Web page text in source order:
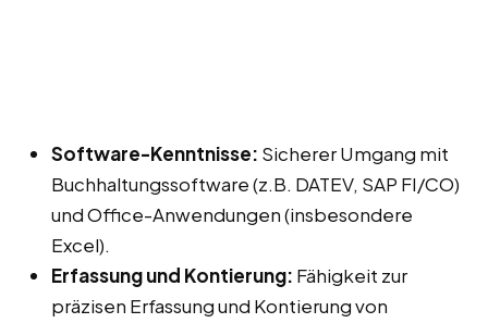
Software-Kenntnisse: Sicherer Umgang mit
Buchhaltungssoftware (z.B. DATEV, SAP FI/CO)
und Office-Anwendungen (insbesondere
Excel).
Erfassung und Kontierung: Fähigkeit zur
präzisen Erfassung und Kontierung von